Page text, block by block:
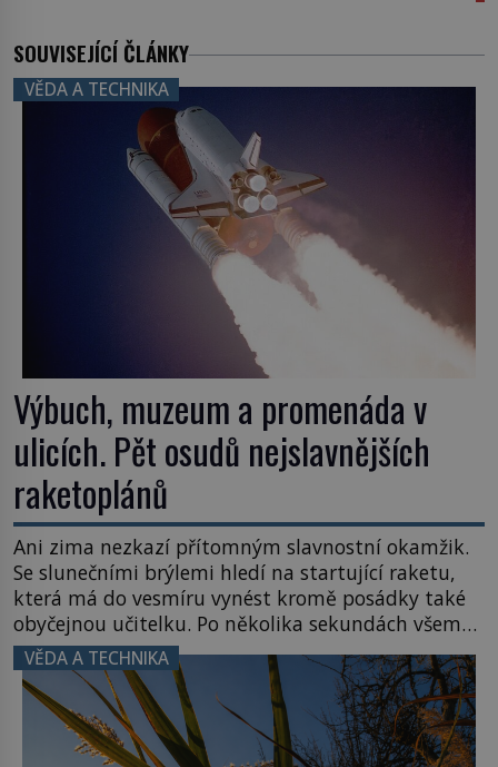
SOUVISEJÍCÍ ČLÁNKY
VĚDA A TECHNIKA
Výbuch, muzeum a promenáda v
ulicích. Pět osudů nejslavnějších
raketoplánů
Ani zima nezkazí přítomným slavnostní okamžik.
Se slunečními brýlemi hledí na startující raketu,
která má do vesmíru vynést kromě posádky také
obyčejnou učitelku. Po několika sekundách všem
ztuhnou úsměvy, stroj totiž exploduje. Jejich
konstrukce není z levného kraje, daňové
poplatníky stojí miliardy dolarů. Na druhou stranu
zvládnou jen představitelné věci. Na malé kousky
Název: Columbia První […]
VĚDA A TECHNIKA